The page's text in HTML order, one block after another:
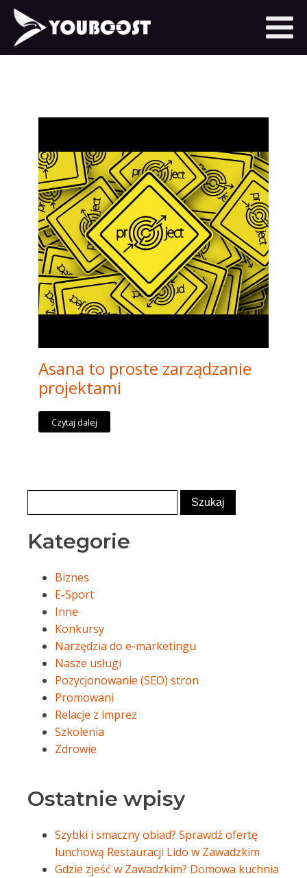
Asana to proste zarządzanie
projektami
Czytaj dalej
Kategorie
Biznes
E-Sport
Inne
Konkursy
Narzędzia do e-marketingu
Nasze usługi
Pozycjonowanie (SEO) stron
Promowani
Relacje z imprez
Szkolenia
Zdrowie
Ostatnie wpisy
Szybki i smaczny obiad? Sprawdź ofertę
lunchową Restauracji Lido w Zawadzkim
Gdzie zjeść w Zawadzkim? Domowa kuchnia